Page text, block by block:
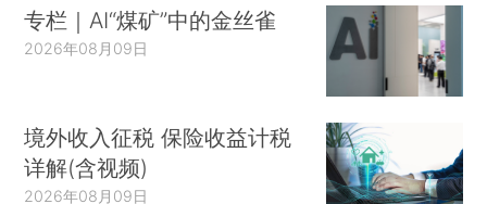
专栏｜AI“煤矿”中的金丝雀
2026年08月09日
境外收入征税 保险收益计税
详解(含视频)
2026年08月09日